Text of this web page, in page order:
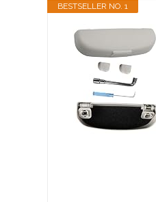
BESTSELLER NO. 1